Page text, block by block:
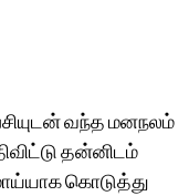
வந்த மனநலம்
தன்னிடம்
கொடுத்து